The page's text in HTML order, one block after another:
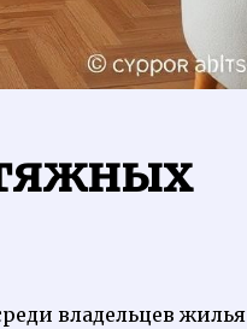
владельцев жилья